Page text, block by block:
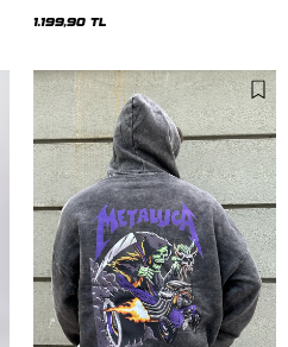
1.199,90 TL